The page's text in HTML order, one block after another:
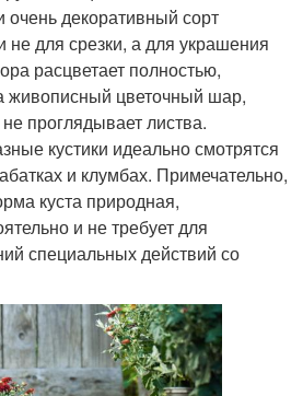
очень декоративный сорт
для срезки, а для украшения
расцветает полностью,
живописный цветочный шар,
проглядывает листва.
кустики идеально смотрятся
и клумбах. Примечательно,
куста природная,
и не требует для
специальных действий со